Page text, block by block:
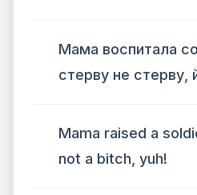
Мама воспитала
стерву не стерву,
Mama raised a
not a bitch, yuh!